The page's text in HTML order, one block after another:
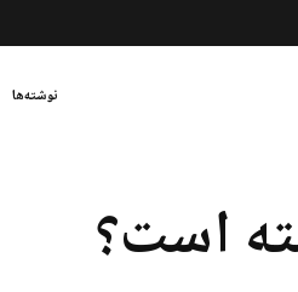
نوشتەها
است؟